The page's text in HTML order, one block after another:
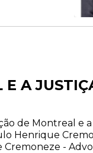
A
de Montreal e
Henrique
-